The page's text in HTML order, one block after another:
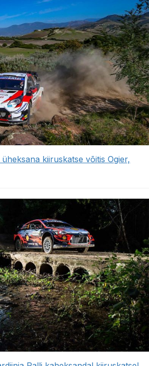
kiiruskatse võitis Ogier,